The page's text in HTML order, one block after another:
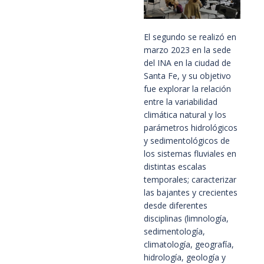
El segundo se realizó en
marzo 2023 en la sede
del INA en la ciudad de
Santa Fe, y su objetivo
fue explorar la relación
entre la variabilidad
climática natural y los
parámetros hidrológicos
y sedimentológicos de
los sistemas fluviales en
distintas escalas
temporales; caracterizar
las bajantes y crecientes
desde diferentes
disciplinas (limnología,
sedimentología,
climatología, geografía,
hidrología, geología y